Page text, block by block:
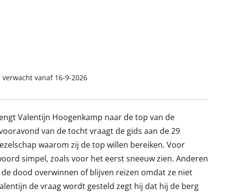
vanaf 16-9-2026
Valentijn Hoogenkamp naar de top van de
van de tocht vraagt de gids aan de 29
waarom zij de top willen bereiken. Voor
simpel, zoals voor het eerst sneeuw zien. Anderen
dood overwinnen of blijven reizen omdat ze niet
de vraag wordt gesteld zegt hij dat hij de berg